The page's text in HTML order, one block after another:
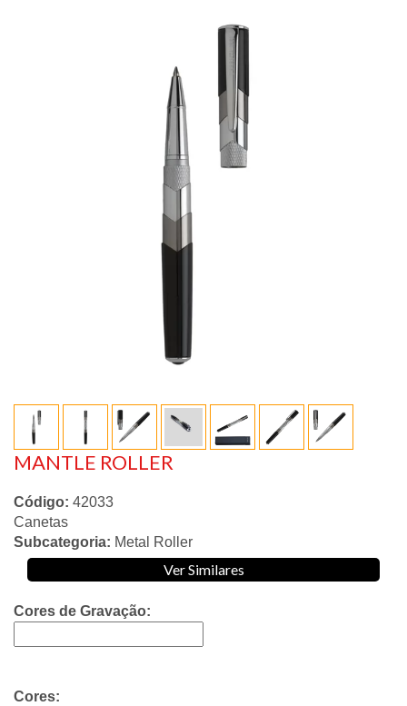
MANTLE ROLLER
Código: 42033
Canetas
Subcategoria: Metal Roller
Ver Similares
Cores de Gravação:
Cores: